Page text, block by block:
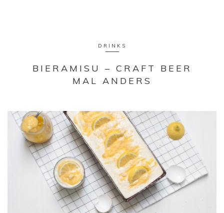
DRINKS
BIERAMISU – CRAFT BEER
MAL ANDERS